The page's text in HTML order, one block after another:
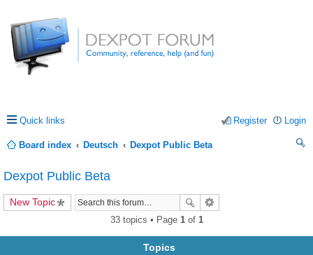
Quick links Login
Register
Board index Deutsch
Dexpot Public Beta
Dexpot Public Beta
New Topic
33 topics • Page 1of 1
Topics